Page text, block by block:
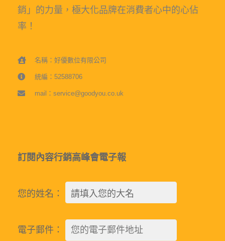
銷」的力量，極大化品牌在消費者心中的心佔
率！
名稱：好優數位有限公司
統編：52588706
mail：service@goodyou.co.uk
訂閱內容行銷高峰會電子報
您的姓名：
電子郵件：